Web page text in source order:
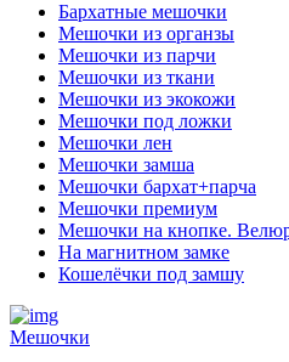
Бархатные мешочки
Мешочки из органзы
Мешочки из парчи
Мешочки из ткани
Мешочки из экокожи
Мешочки под ложки
Мешочки лен
Мешочки замша
Мешочки бархат+парча
Мешочки премиум
Мешочки на кнопке.
На магнитном замке
Кошелёчки под замшу
Мешочки